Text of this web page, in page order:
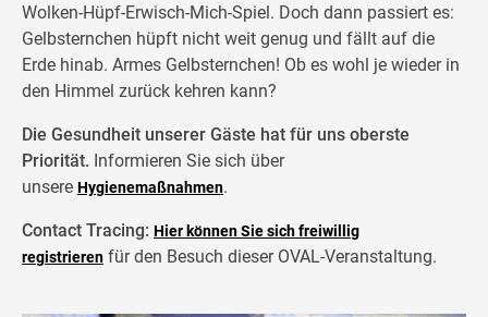
Wolken-Hüpf-Erwisch-Mich-Spiel. Doch dann passiert es:
Gelbsternchen hüpft nicht weit genug und fällt auf die
Erde hinab. Armes Gelbsternchen! Ob es wohl je wieder in
den Himmel zurück kehren kann?
Die Gesundheit unserer Gäste hat für uns oberste
Priorität. Informieren Sie sich über
unsere Hygienemaßnahmen.
Contact Tracing: Hier können Sie sich freiwillig
registrieren für den Besuch dieser OVAL-Veranstaltung.